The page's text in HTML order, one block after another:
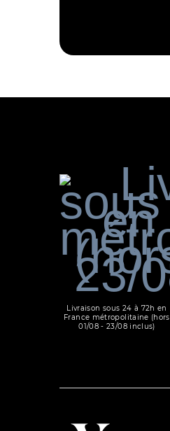
Livraison sous 24 à 72h en
France métropolitaine (hors
01/08 - 23/08 inclus)